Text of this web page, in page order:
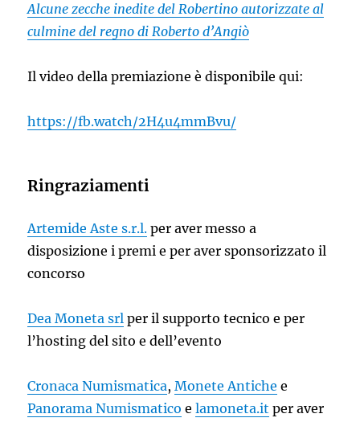
Alcune zecche inedite del Robertino autorizzate al
culmine del regno di Roberto d’Angiò
Il video della premiazione è disponibile qui:
https://fb.watch/2H4u4mmBvu/
Ringraziamenti
Artemide Aste s.r.l. per aver messo a
disposizione i premi e per aver sponsorizzato il
concorso
Dea Moneta srl per il supporto tecnico e per
l’hosting del sito e dell’evento
Cronaca Numismatica,Monete Antiche e
Panorama Numismatico elamoneta.it per aver